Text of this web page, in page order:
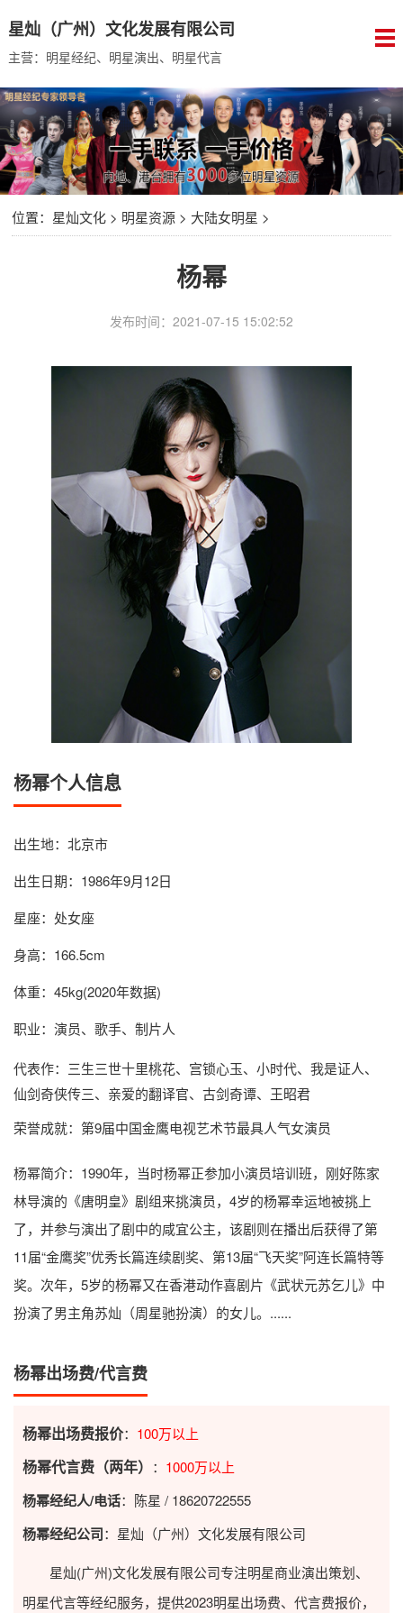
星灿（广州）文化发展有限公司
主营：明星经纪、明星演出、明星代言
位置： 星灿文化> 明星资源> 大陆女明星 >
杨幂
发布时间：2021-07-15 15:02:52
杨幂个人信息
出生地：北京市
出生日期：1986年9月12日
星座：处女座
身高：166.5cm
体重：45kg(2020年数据)
职业：演员、歌手、制片人
代表作：三生三世十里桃花、宫锁心玉、小时代、我是证人、
仙剑奇侠传三、亲爱的翻译官、古剑奇谭、王昭君
荣誉成就：第9届中国金鹰电视艺术节最具人气女演员
杨幂简介：1990年，当时杨幂正参加小演员培训班，刚好陈家
林导演的《唐明皇》剧组来挑演员，4岁的杨幂幸运地被挑上
了，并参与演出了剧中的咸宜公主，该剧则在播出后获得了第
11届“金鹰奖”优秀长篇连续剧奖、第13届“飞天奖”阿连长篇特等
奖。次年，5岁的杨幂又在香港动作喜剧片《武状元苏乞儿》中
扮演了男主角苏灿（周星驰扮演）的女儿。......
杨幂出场费/代言费
杨幂出场费报价： 100万以上
杨幂代言费（两年） ： 1000万以上
杨幂经纪人/电话：陈星 / 18620722555
杨幂经纪公司：星灿（广州）文化发展有限公司
星灿(广州)文化发展有限公司专注明星商业演出策划、
明星代言等经纪服务，提供2023明星出场费、代言费报价，